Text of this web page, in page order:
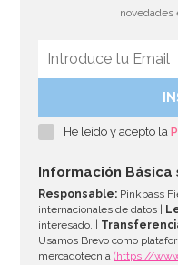
novedades
He leído y acepto la
Información
Responsable: Pinkbass
internacionales de datos |
interesado. |
Usamos Brevo como
mercadotecnia(https://